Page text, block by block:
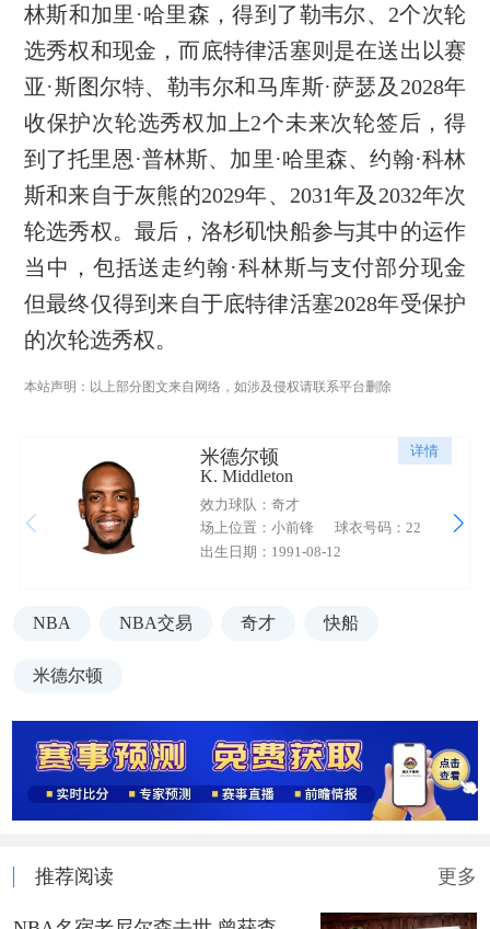
林斯和加里·哈里森，得到了勒韦尔、2个次轮
选秀权和现金，而底特律活塞则是在送出以赛
亚·斯图尔特、勒韦尔和马库斯·萨瑟及2028年
收保护次轮选秀权加上2个未来次轮签后，得
到了托里恩·普林斯、加里·哈里森、约翰·科林
斯和来自于灰熊的2029年、2031年及2032年次
轮选秀权。最后，洛杉矶快船参与其中的运作
当中，包括送走约翰·科林斯与支付部分现金
但最终仅得到来自于底特律活塞2028年受保护
的次轮选秀权。
本站声明：以上部分图文来自网络，如涉及侵权请联系平台删除
详情
米德尔顿
K. Middleton
效力球队：奇才
场上位置：小前锋
球衣号码：22
出生日期：1991-08-12
NBA NBA交易 奇才 快船
米德尔顿
推荐阅读 更多